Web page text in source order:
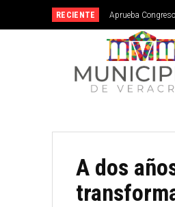
RECIENTE Aprueba
A dos